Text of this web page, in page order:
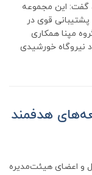
گفت: این مجموعه
پشتیبانی قوی در
مپنا همکاری
نیروگاه خورشیدی
هدفمند
و اعضای هیئت‌مدیره